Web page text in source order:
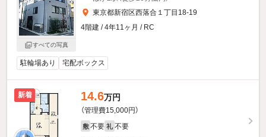
すべての写真
東京都新宿区西落合１丁目18-19
4階建 / 4年11ヶ月 / RC
駐輪場あり 宅配ボックス
新着 14.6万円
（管理費15,000円）
敷 不要 礼 不要